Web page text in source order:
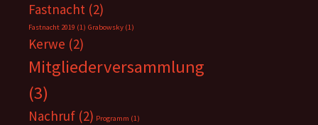
Fastnacht (2)
Fastnacht 2019 (1) Grabowsky (1)
Kerwe (2)
Mitgliederversammlung
(3)
Nachruf (2) Programm (1)